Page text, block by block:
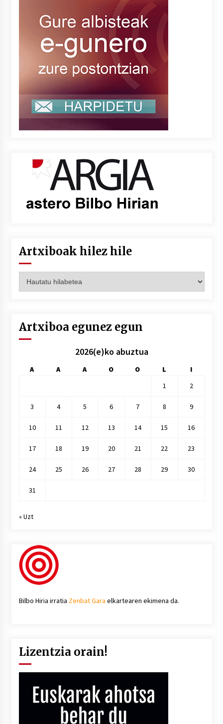
Artxiboak hilez hile
hilez
Artxiboa egunez egun
2026(e)ko abuztua
A A A O O L
I
1
2
3 4 5 6 7 8 9
10 11 12 13 14 15 16
17 18 19 20 21 22 23
24 25 26 27 28 29 30
31
« Uzt
Bilbo Hiria irratia Zenbat Gara elkartearen ekimena da.
Lizentzia orain!